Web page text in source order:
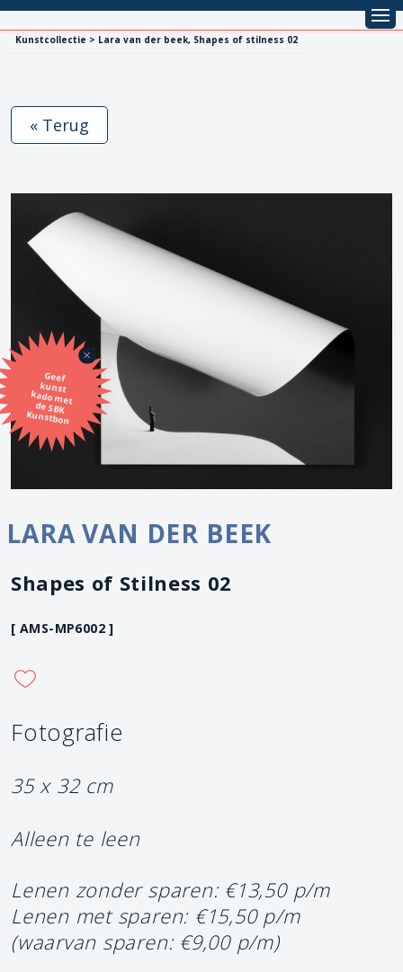
Kunstcollectie > Lara van der beek, Shapes of stilness 02
Geef
kunst
kado met
de SBK
Kunstbon
« Terug
LARA VAN DER BEEK
Shapes of Stilness 02
[ AMS-MP6002 ]
Fotografie
35 x 32 cm
Alleen te leen
Lenen zonder sparen: €13,50 p/m
Lenen met sparen: €15,50 p/m
(waarvan sparen: €9,00 p/m)